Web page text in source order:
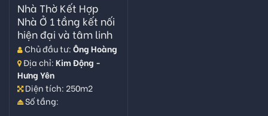
Nhà Thờ Kết Hợp
Nhà Ở 1 tầng kết nối
hiện đại và tâm linh
Chủ đầu tư: Ông Hoàng
Địa chỉ: Kim Động -
Hưng Yên
Diện tích: 250m2
Số tầng: